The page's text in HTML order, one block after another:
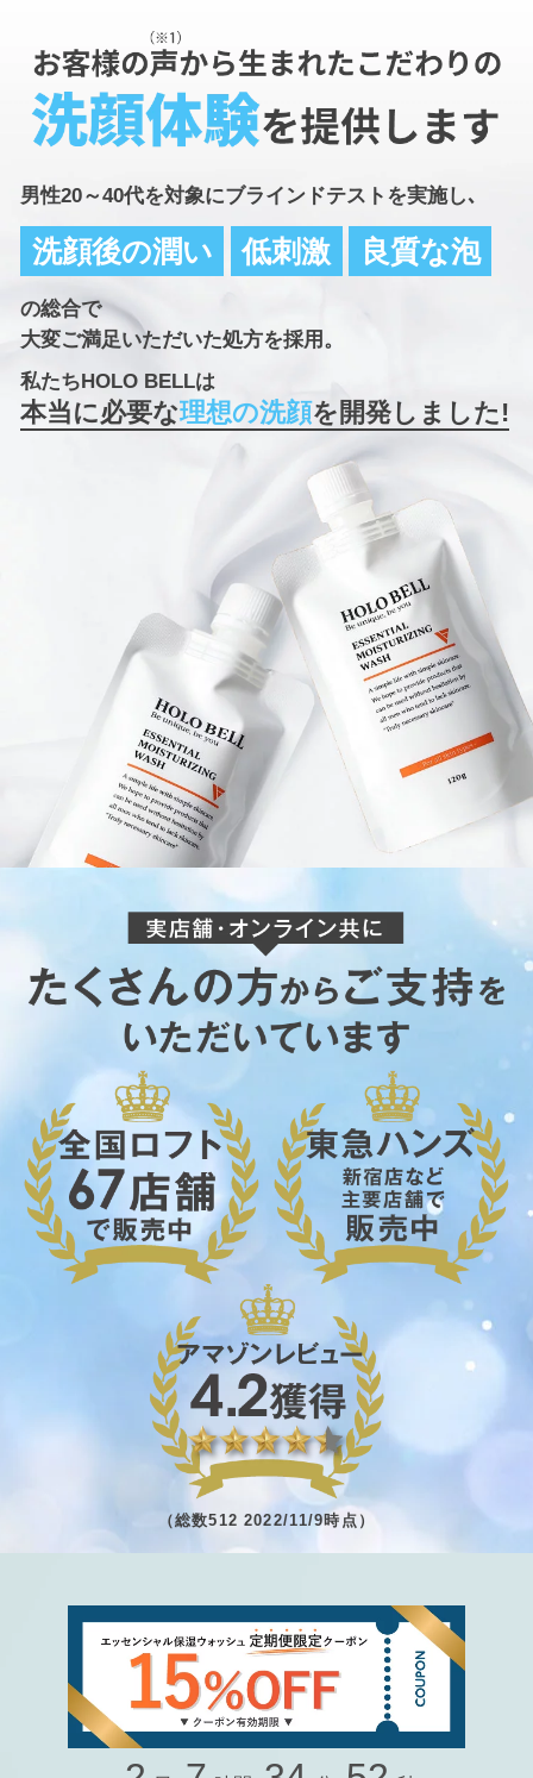
男性20～40代を対象にブラインドテストを実施し､
洗顔後の潤い 低刺激 良質な泡
の総合で
大変ご満足いただいた処方を採用。
私たちHOLO BELLは
本当に必要な理想の洗顔を開発しました!
（総数512 2022/11/9時点）